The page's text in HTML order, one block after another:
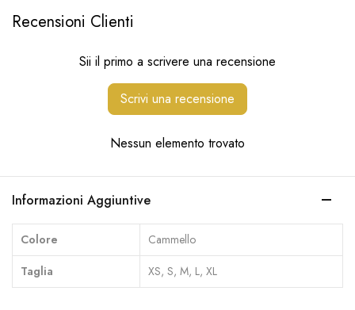
Recensioni Clienti
Sii il primo a scrivere una recensione
Scrivi una recensione
Nessun elemento trovato
Informazioni Aggiuntive
Colore
Cammello
Taglia
XS, S, M, L, XL